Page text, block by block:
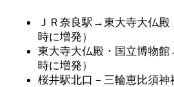
ＪＲ奈良駅→東大寺大仏
時に増発）
東大寺大仏殿・国立博物
時に増発）
桜井駅北口－三輪恵比須